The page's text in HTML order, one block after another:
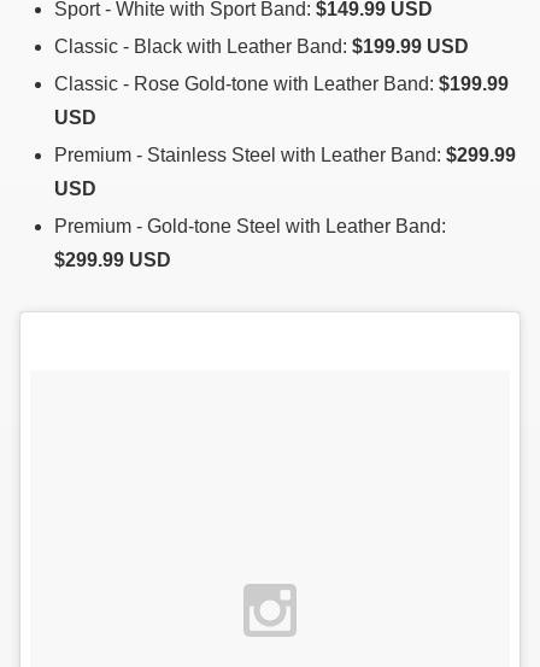
Sport - White with Sport Band:$149.99 USD
Classic - Black with Leather Band:$199.99 USD
Classic - Rose Gold-tone with Leather Band:$199.99
USD
Premium - Stainless Steel with Leather Band:$299.99
USD
Premium - Gold-tone Steel with Leather Band:
$299.99 USD